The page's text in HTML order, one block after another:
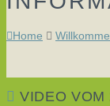
Home
VIDEO VOM